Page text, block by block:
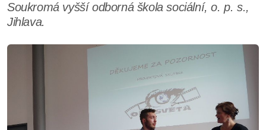
Soukromá vyšší odborná škola sociální, o. p. s.,
Jihlava.